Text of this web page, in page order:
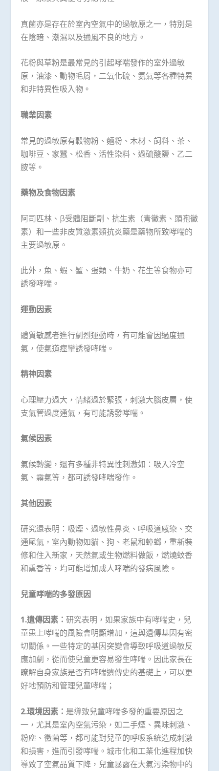
真菌亦是存在於室內空氣中的過敏原之一，特別是
在陰暗、潮濕以及通風不良的地方。
花粉與草粉是最常見的引起哮喘發作的室外過敏
原，油漆、動物毛屑，二氧化硫、氨氣等各種特異
和非特異性吸入物。
職業因素
常見的過敏原有穀物粉、麵粉、木材、飼料、茶、
咖啡豆、家蠶、松香、活性染料、過硫酸鹽、乙二
胺等。
藥物及食物因素
阿司匹林、β受體阻斷劑、抗生素（青黴素、頭孢黴
素）和一些非皮質激素類抗炎藥是藥物所致哮喘的
主要過敏原。
此外，魚、蝦、蟹、蛋類、牛奶、花生等食物亦可
誘發哮喘。
運動因素
體質敏感者進行劇烈運動時，有可能會因過度通
氣，使氣道痙攣誘發哮喘。
精神因素
心理壓力過大，情緒過於緊張，刺激大腦皮層，使
支氣管過度通氣，有可能誘發哮喘。
氣候因素
氣候轉變，還有多種非特異性刺激如：吸入冷空
氣、霧氣等，都可誘發哮喘發作。
其他因素
研究還表明：吸煙、過敏性鼻炎、呼吸道感染、交
通尾氣，室內動物如貓、狗、老鼠和蟑螂，重新裝
修和住入新家，天然氣或生物燃料做飯，燃燒蚊香
和熏香等，均可能增加成人哮喘的發病風險。
兒童哮喘的多發原因
1.遺傳因素：研究表明，如果家族中有哮喘史，兒
童患上哮喘的風險會明顯增加，這與遺傳基因有密
切關係。一些特定的基因突變會導致呼吸道過敏反
應加劇，從而使兒童更容易發生哮喘。因此家長在
瞭解自身家族是否有哮喘遺傳史的基礎上，可以更
好地預防和管理兒童哮喘；
2.環境因素： 是導致兒童哮喘多發的重要原因之
一，尤其是室內空氣污染，如二手煙、異味刺激、
粉塵、黴菌等，都可能對兒童的呼吸系統造成刺激
和損害，進而引發哮喘。城市化和工業化進程加快
導致了空氣品質下降，兒童暴露在大氣污染物中的